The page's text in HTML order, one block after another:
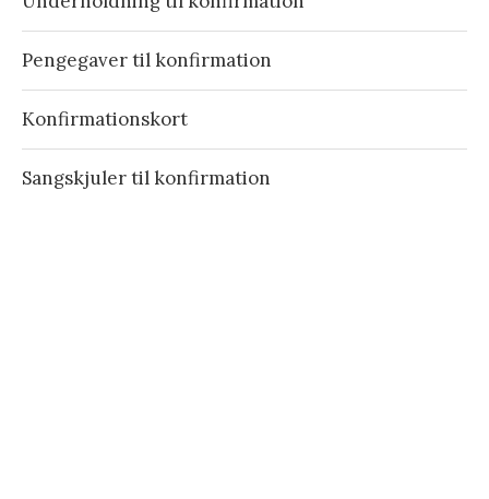
Pengegaver til konfirmation
Konfirmationskort
Sangskjuler til konfirmation